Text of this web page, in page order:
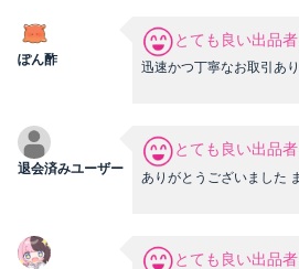
ぽん酢
とても良い出品者
迅速かつ丁寧なお取引あ
退会済みユーザー
とても良い出品者
ありがとうございました
とても良い出品者